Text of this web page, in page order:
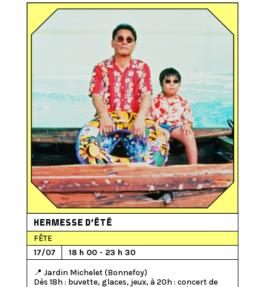
KERMESSE D’ÉTÉ
17/07
18 h 00 - 23 h 30
📍 Jardin Michelet (Bonnefoy)
Dès 18h : buvette, glaces, jeux, à 20h : concert de
FÊTE